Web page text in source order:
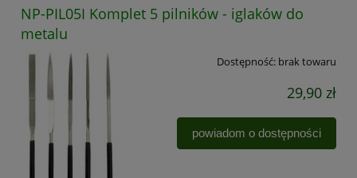
NP-PIL05I Komplet 5 pilników - iglaków do
metalu
Dostępność: brak towaru
29,90 zł
powiadom o dostępności